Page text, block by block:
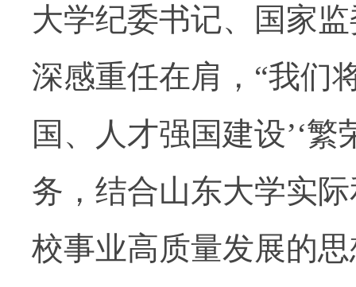
大学纪委书记、国家
深感重任在肩，“我们
国、人才强国建设’‘
务，结合山东大学实
校事业高质量发展的